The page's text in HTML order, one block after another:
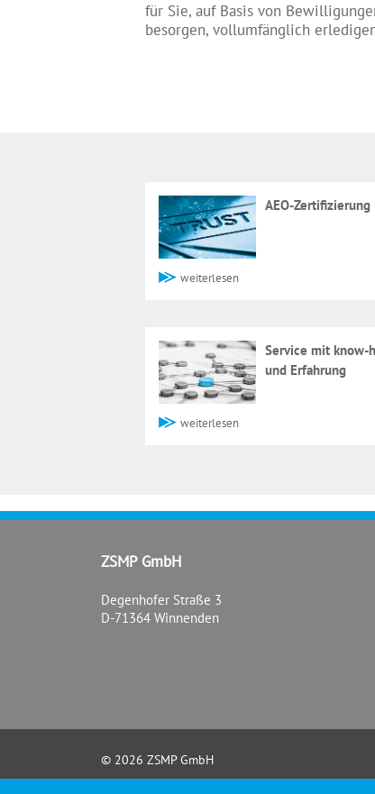
für Sie, auf Basis von
besorgen, vollumfänglich
AEO-Zertifizierung
weiterlesen
Service mit know-
und Erfahrung
weiterlesen
ZSMP GmbH
Degenhofer Straße 3
D-71364 Winnenden
© 2026 ZSMP GmbH